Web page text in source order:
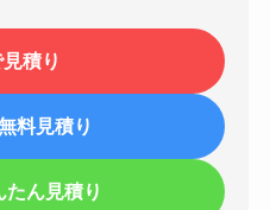
積り
料見積り
ん見積り